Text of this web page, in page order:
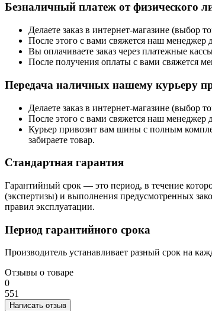
Безналичный платеж от физического
Делаете заказ в интернет-магазине (выбор
После этого с вами свяжется наш менеджер
Вы оплачиваете заказ через платежные
После получения оплаты с вами свяжется
Передача наличных нашему курьеру
Делаете заказ в интернет-магазине (выбор
После этого с вами свяжется наш менеджер
Курьер привозит вам шины с полным
забираете товар.
Стандартная гарантия
Гарантийный срок — это период, в течение
(экспертизы) и выполнения предусмотренных
правил эксплуатации.
Период гарантийного срока
Производитель устанавливает разный срок на
Отзывы о товаре
0
551
Написать отзыв